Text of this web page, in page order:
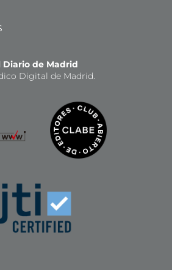
Diario de Madrid
Digital de Madrid.